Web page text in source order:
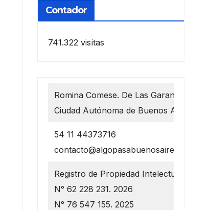
Contador
741.322 visitas
Romina Comese. De Las Garantías 1218
Ciudad Autónoma de Buenos Aires
54 11 44373716
contacto@algopasabuenosaires.com.ar
Registro de Propiedad Intelectual
N° 62 228 231. 2026
N° 76 547 155. 2025